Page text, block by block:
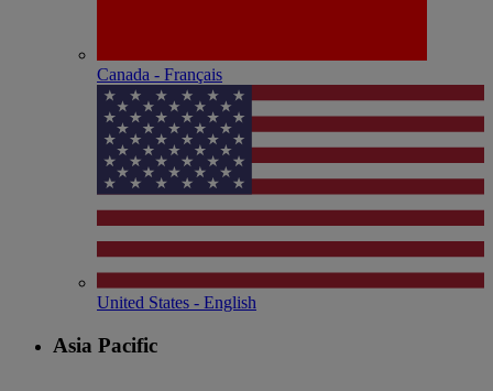
Canada - Français
United States - English
Asia Pacific